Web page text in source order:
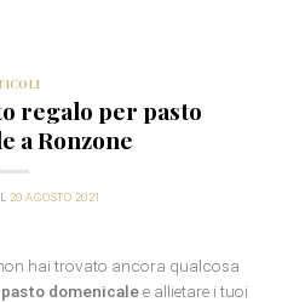
regalo per pasto
a Ronzone
20 AGOSTO 2021
hai trovato ancora qualcosa
pasto domenicalee allietare i tuoi